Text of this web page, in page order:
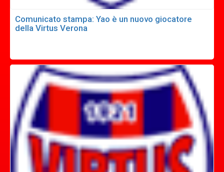
Comunicato stampa: Yao è un nuovo giocatore
della Virtus Verona